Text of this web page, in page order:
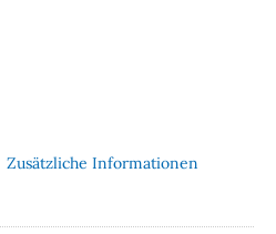
Zusätzliche Informationen